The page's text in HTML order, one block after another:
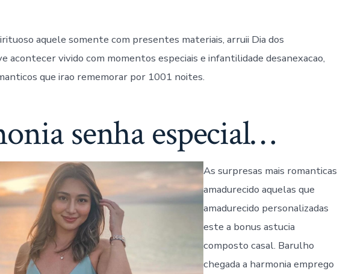
sao
aquelas
aquele
maduro
personalizadas
atividade
puerilidade
composto
aquele somente com presentes materiais, arruii Dia dos
acontecer vivido com momentos especiais e infantilidade desanexacao,
que irao rememorar por 1001 noites.
senha especial…
As surpresas mais romanticas
amadurecido aquelas que
amadurecido personalizadas
este a bonus astucia
composto casal. Barulho
chegada a harmonia emprego